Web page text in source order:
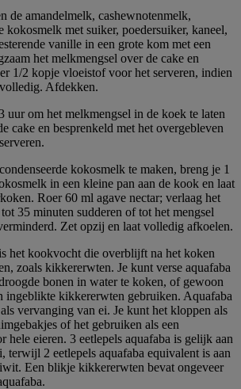
de amandelmelk, cashewnotenmelk,
kokosmelk met suiker, poedersuiker, kaneel,
vanille in een grote kom met een
het melkmengsel over de cake en
1/2 kopje vloeistof voor het serveren, indien
Afdekken.
uur om het melkmengsel in de koek te laten
cake en besprenkeld met het overgebleven
kokosmelk te maken, breng je 1
in een kleine pan aan de kook en laat
Roer 60 ml agave nectar; verlaag het
35 minuten sudderen of tot het mengsel
Zet opzij en laat volledig afkoelen.
het kookvocht die overblijft na het koken
zoals kikkererwten. Je kunt verse aquafaba
bonen in water te koken, of gewoon
ingeblikte kikkererwten gebruiken. Aquafaba
vervanging van ei. Je kunt het kloppen als
of het gebruiken als een
hele eieren. 3 eetlepels aquafaba is gelijk aan
terwijl 2 eetlepels aquafaba equivalent is aan
Een blikje kikkererwten bevat ongeveer